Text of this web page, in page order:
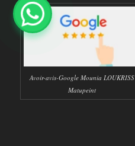
Avoir-avis-Google Mounia LOUKRISS
Matupeint